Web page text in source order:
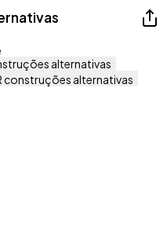
alternativas
construções alternativas